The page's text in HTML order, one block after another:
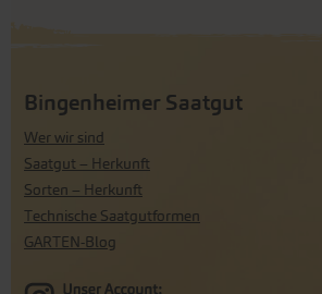
Bingenheimer Saatgut
Wer wir sind
Saatgut – Herkunft
Sorten – Herkunft
Technische Saatgutformen
GARTEN-Blog